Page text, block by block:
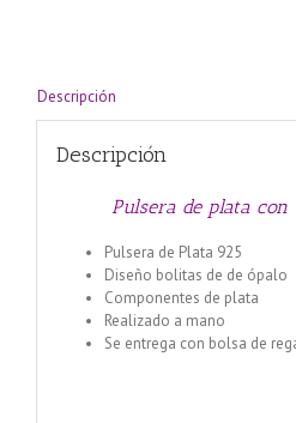
Descripción
Descripción
Pulsera de plata con
Pulsera de Plata 925
Diseño bolitas de de ópalo
Componentes de plata
Realizado a mano
Se entrega con bolsa de